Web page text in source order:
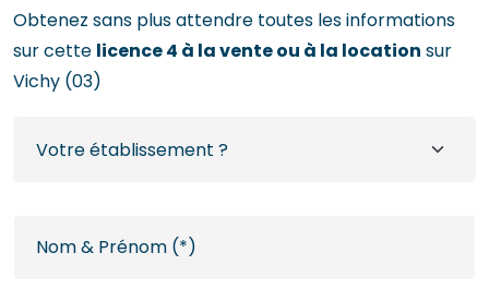
Obtenez sans plus attendre toutes les informations
sur cette licence 4 à la vente ou à la location sur
Vichy (03)